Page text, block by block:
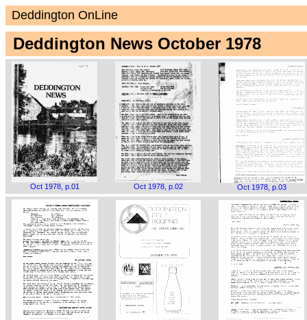
Deddington OnLine
Deddington News October 1978
Oct 1978, p.01 Oct 1978, p.02 Oct 1978, p.03